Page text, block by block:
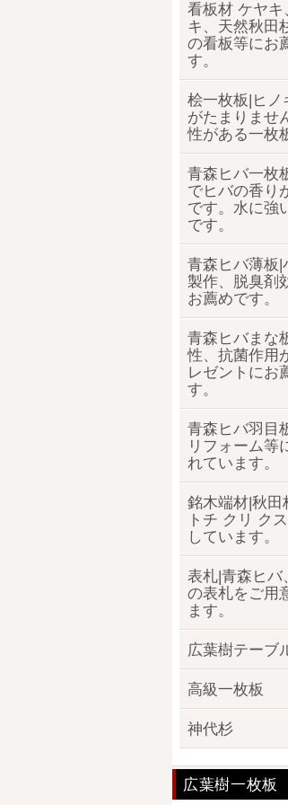
看板材 ケヤキ
キ、天然秋田
の看板等にお
す。
桧一枚板|ヒノ
がたまりませ
性がある一枚
青森ヒバ一枚
でヒバの香り
です。水に強
です。
青森ヒバ薄板|
製作、脱臭剤
お薦めです。
青森ヒバまな
性、抗菌作用
レゼントにお
す。
青森ヒバ羽目
リフォーム等
れています。
銘木端材|秋田
トチ クリ ク
しています。
表札|青森ヒバ
の表札をご用
ます。
広葉樹テーブ
高級一枚板
神代杉
広葉樹一枚板